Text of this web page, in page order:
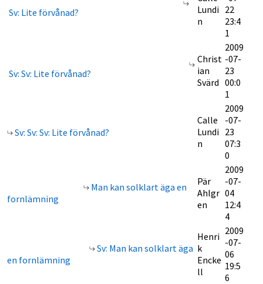
Sv: Lite förvånad?
Lundi
n
22
23:4
1
Sv: Sv: Lite förvånad?
Christ
ian
Svärd
2009
-07-
23
00:0
1
Sv: Sv: Sv: Lite förvånad?
Calle
Lundi
n
2009
-07-
23
07:3
0
Man kan solklart äga en
fornlämning
Pär
Ahlgr
en
2009
-07-
04
12:4
4
Sv: Man kan solklart äga
en fornlämning
Henri
k
Encke
ll
2009
-07-
06
19:5
6